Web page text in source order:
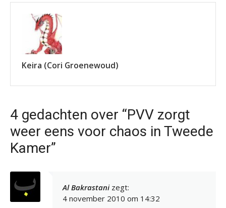
Keira (Cori Groenewoud)
4 gedachten over “PVV zorgt
weer eens voor chaos in Tweede
Kamer”
Al Bakrastani zegt:
4 november 2010 om 14:32